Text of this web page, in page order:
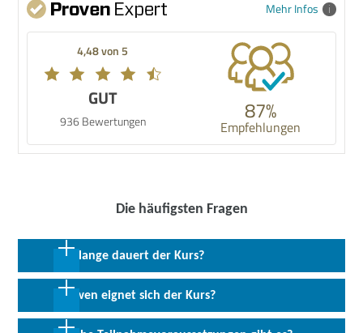
Mehr Infos
4,48 von 5
GUT
936 Bewertungen 87%
Empfehlungen
Die häufigsten Fragen
Wie lange dauert der Kurs?
36 Wochen in Vollzeit inkl. 8 Wo. Praktikum
Für wen eignet sich der Kurs?